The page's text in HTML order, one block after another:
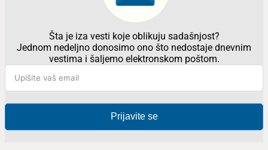
Šta je iza vesti koje oblikuju sadašnjost?
Jednom nedeljno donosimo ono što nedostaje dnevnim
vestima i šaljemo elektronskom poštom.
Prijavite se